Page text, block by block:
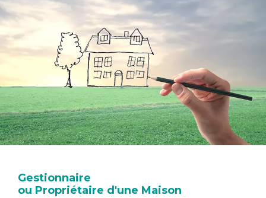
Gestionnaire
ou Propriétaire d'une Maison